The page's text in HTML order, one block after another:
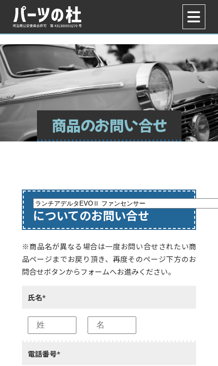
商品のお問い合せ
についてのお問い合せ
※商品名が異なる場合は一度お問い合せされたい商
品ページまでお戻り頂き、再度そのページ下方のお
問合せボタンからフォームへお進みください。
氏名*
電話番号*